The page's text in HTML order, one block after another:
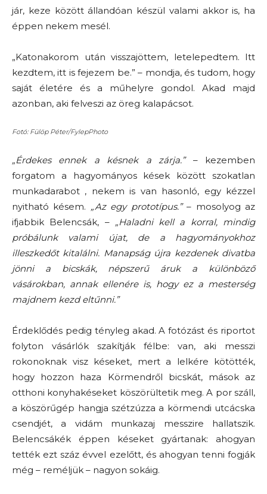
jár, keze között állandóan készül valami akkor is, ha
éppen nekem mesél.
„Katonakorom után visszajöttem, letelepedtem. Itt
kezdtem, itt is fejezem be.” – mondja, és tudom, hogy
saját életére és a műhelyre gondol. Akad majd
azonban, aki felveszi az öreg kalapácsot.
Fotó: Fülöp Péter/FylepPhoto
„Érdekes ennek a késnek a zárja.”– kezemben
forgatom a hagyományos kések között szokatlan
munkadarabot , nekem is van hasonló, egy kézzel
nyitható késem. „Az egy prototípus.”– mosolyog az
ifjabbik Belencsák, – „Haladni kell a korral, mindig
próbálunk valami újat, de a hagyományokhoz
illeszkedőt kitalálni. Manapság újra kezdenek divatba
jönni a bicskák, népszerű áruk a különböző
vásárokban, annak ellenére is, hogy ez a mesterség
majdnem kezd eltűnni.”
Érdeklődés pedig tényleg akad. A fotózást és riportot
folyton vásárlók szakítják félbe: van, aki messzi
rokonoknak visz késeket, mert a lelkére kötötték,
hogy hozzon haza Körmendről bicskát, mások az
otthoni konyhakéseket köszörültetik meg. A por száll,
a köszörűgép hangja szétzúzza a körmendi utcácska
csendjét, a vidám munkazaj messzire hallatszik.
Belencsákék éppen késeket gyártanak: ahogyan
tették ezt száz évvel ezelőtt, és ahogyan tenni fogják
még – reméljük – nagyon sokáig.